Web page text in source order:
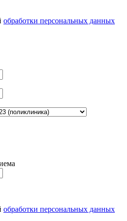
обработки персональных данных
обработки персональных данных